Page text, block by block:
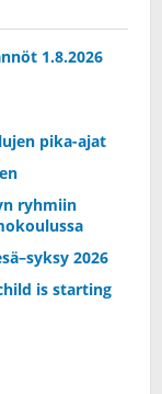
1.8.2026
pika-ajat
ryhmiin
2026
is starting